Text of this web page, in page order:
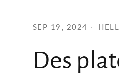
SEP 19, 2024
Des